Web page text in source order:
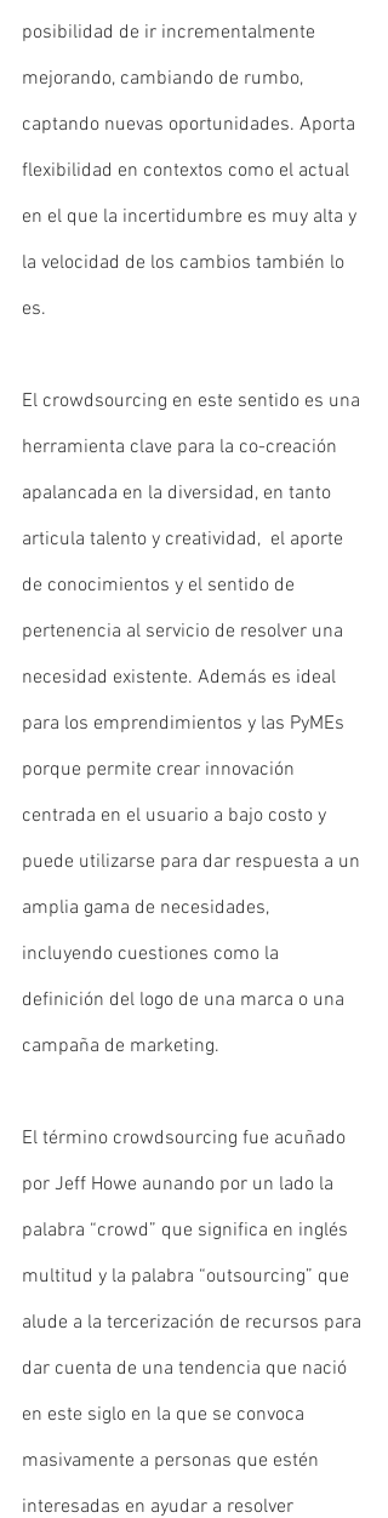
posibilidad de ir incrementalmente
mejorando, cambiando de rumbo,
captando nuevas oportunidades. Aporta
flexibilidad en contextos como el actual
en el que la incertidumbre es muy alta y
la velocidad de los cambios también lo
es.
El crowdsourcing en este sentido es una
herramienta clave para la co-creación
apalancada en la diversidad, en tanto
articula talento y creatividad,  el aporte
de conocimientos y el sentido de
pertenencia al servicio de resolver una
necesidad existente. Además es ideal
para los emprendimientos y las PyMEs
porque permite crear innovación
centrada en el usuario a bajo costo y
puede utilizarse para dar respuesta a un
amplia gama de necesidades,
incluyendo cuestiones como la
definición del logo de una marca o una
campaña de marketing.
El término crowdsourcing fue acuñado
por Jeff Howe aunando por un lado la
palabra “crowd” que significa en inglés
multitud y la palabra “outsourcing” que
alude a la tercerización de recursos para
dar cuenta de una tendencia que nació
en este siglo en la que se convoca
masivamente a personas que estén
interesadas en ayudar a resolver